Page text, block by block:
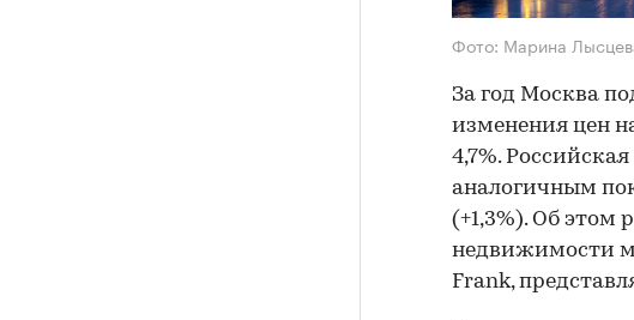
Фото: Марина
За год Москва
изменения цен
4,7%.
аналогичным
(+1,3%). Об этом
недвижимости
Frank,